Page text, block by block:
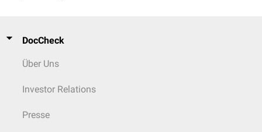
DocCheck
Über Uns
Investor Relations
Presse